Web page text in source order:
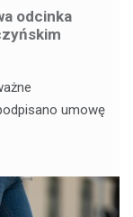
odcinka
umowę